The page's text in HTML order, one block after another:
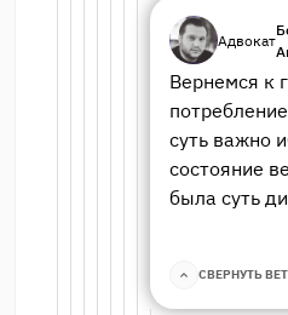
Адвокат
Вернемся к
суть важно
состояние
была суть
СВЕРНУТЬ